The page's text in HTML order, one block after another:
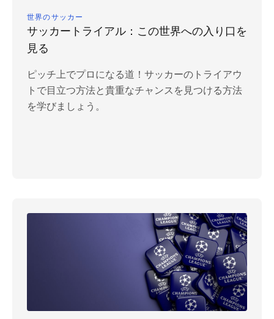
世界のサッカー
サッカートライアル：この世界への入り口を
見る
ピッチ上でプロになる道！サッカーのトライアウ
トで目立つ方法と貴重なチャンスを見つける方法
を学びましょう。